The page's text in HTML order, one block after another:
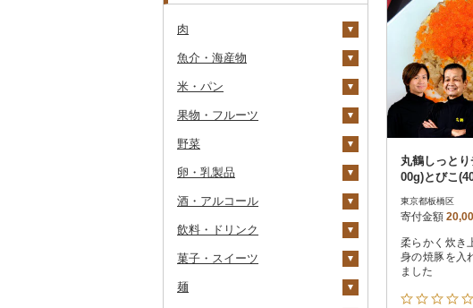
肉
牛肉（精肉）
ステーキ
すき焼き
焼肉
牛タン
和牛
黒毛和牛
牛肉（加工品）
ハンバーグ
ローストビーフ
ビーフジャーキー
その他牛肉（加工品）
豚肉（精肉）
すき焼き
しゃぶしゃぶ
焼肉
アグー豚
豚肉（加工品）
ハンバーグ
もつ鍋
ハム
ソーセージ・ウインナ
鶏肉
鶏肉（精肉）
ハム・ソーセージ
唐揚げ
鹿肉
馬肉
羊肉・ラム肉（ジンギス
魚介・海産物
カニ
ズワイガニ
毛ガニ
かにしゃぶ
その他カニ
エビ
ボタンエビ
伊勢海老
その他エビ
いくら
うに
明太子・たらこ
明太子
たらこ
その他魚卵
数の子
貝
米・パン
米
無洗米
玄米
金芽米
ゆめぴりか
雑穀
餅
その他穀物加工品
パン
果物・フルーツ
ぶどう・マスカット
巨峰
ナガノパープル
ピオーネ
デラウェア
いちご
りんご
もも
メロン
野菜
いも
じゃがいも
さつまいも
その他いも
トマト
フルーツトマト
ミニトマト
玉ねぎ
ねぎ
卵・乳製品
卵
チーズ
ヨーグルト
酒・アルコール
ビール・発泡酒
ビール
日本酒
飲料・ドリンク
水・ミネラルウォーター
菓子・スイーツ
麺
丸鶴しっと
00g)とびこ
東京都板橋区
寄付金額
柔らかく炊き
身の焼豚を入
ました